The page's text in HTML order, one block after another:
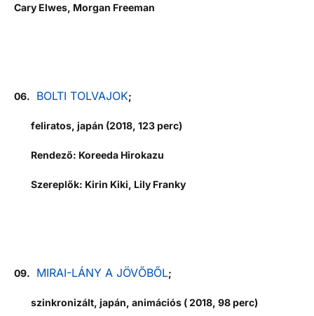
Cary Elwes, Morgan Freeman
06. BOLTI TOLVAJOK;
feliratos, japán (2018, 123 perc)
Rendező: Koreeda Hirokazu
Szereplők: Kirin Kiki, Lily Franky
09. MIRAI-LÁNY A JÖVŐBŐL;
szinkronizált, japán, animációs ( 2018, 98 perc)